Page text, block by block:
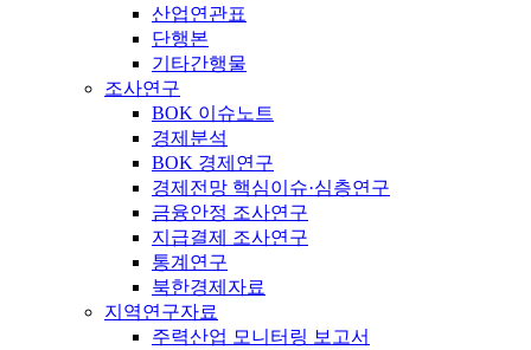
산업연관표
단행본
기타간행물
조사연구
BOK 이슈노트
경제분석
BOK 경제연구
경제전망 핵심이슈·심층연구
금융안정 조사연구
지급결제 조사연구
통계연구
북한경제자료
지역연구자료
주력산업 모니터링 보고서